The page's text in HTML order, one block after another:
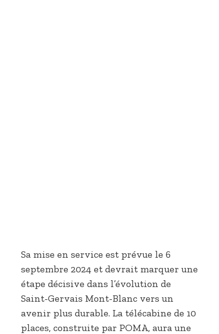
Sa mise en service est prévue le 6
septembre 2024 et devrait marquer une
étape décisive dans l’évolution de
Saint-Gervais Mont-Blanc vers un
avenir plus durable. La télécabine de 10
places, construite par POMA, aura une